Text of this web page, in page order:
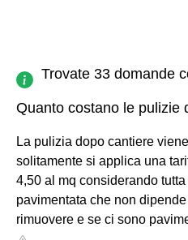
Trovate 33 domande
Quanto costano le pulizie
La pulizia dopo cantiere
solitamente si applica una
4,50 al mq considerando
pavimentata che non
rimuovere e se ci sono